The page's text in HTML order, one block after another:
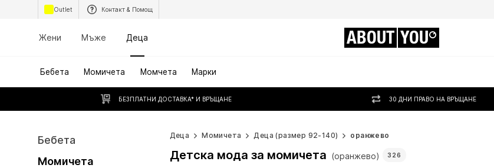
Outlet Контакт & Помощ
Жени Мъже Деца ABOUT YOU
Бебета Момичета Момчета Марки
БЕЗПЛАТНИ ДОСТАВКА* И ВРЪЩАНЕ 30 ДНИ ПРАВО НА ВРЪЩАНЕ
Бебета
Момичета
Деца Момичета Деца (размер 92-140) оранжево
Детска мода за момичета (оранжево) 326